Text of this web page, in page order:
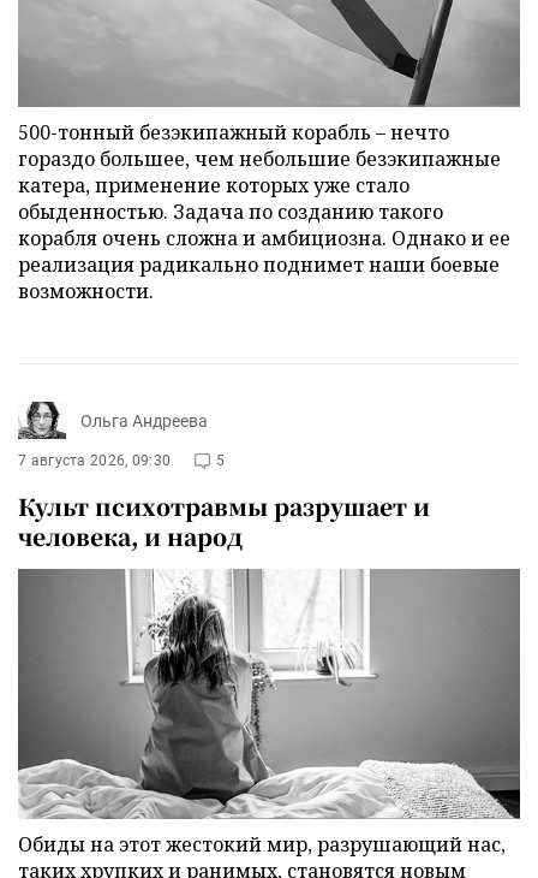
500-тонный безэкипажный корабль – нечто
гораздо большее, чем небольшие безэкипажные
катера, применение которых уже стало
обыденностью. Задача по созданию такого
корабля очень сложна и амбициозна. Однако и ее
реализация радикально поднимет наши боевые
возможности.
Ольга Андреева
7 августа 2026, 09:30 5
Культ психотравмы разрушает и
человека, и народ
Обиды на этот жестокий мир, разрушающий нас,
таких хрупких и ранимых, становятся новым